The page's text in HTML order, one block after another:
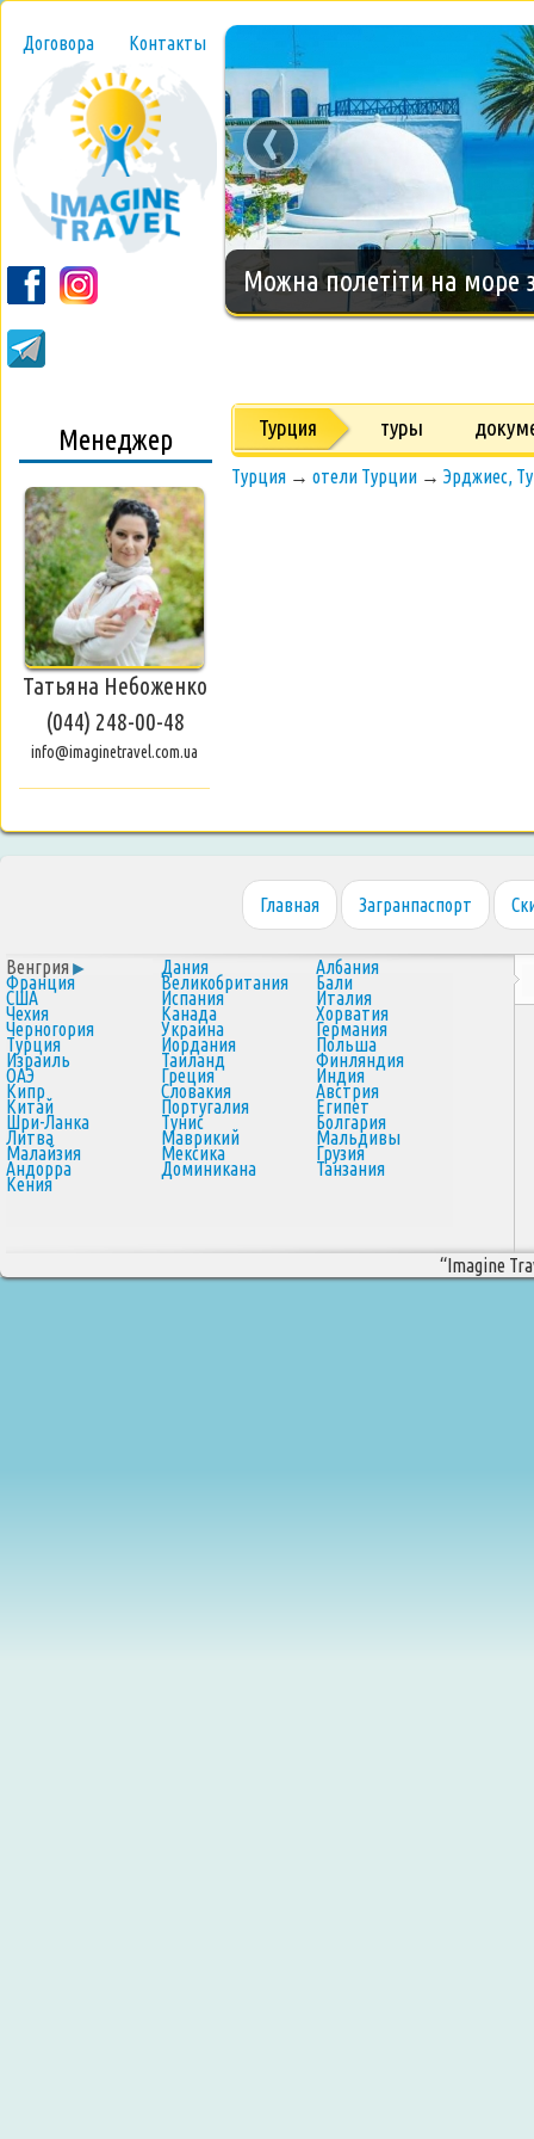
Договора Контакты
Новогодний тур на
‹
Менеджер
Татьяна Небоженко
(044) 248-00-48
info@imaginetravel.com.ua
Турция туры
Турция → отели Турции → Эрджиес,
Главная Загранпаспорт
Венгрия Дания Албания
Франция Великобритания Бали
США Испания Италия
Чехия Канада Хорватия
Черногория Украина Германия
Турция Иордания Польша
Израиль Таиланд Финляндия
ОАЭ Греция Индия
Кипр Словакия Австрия
Китай Португалия Египет
Шри-Ланка Тунис Болгария
Литва Маврикий Мальдивы
Малайзия Мексика Грузия
Андорра Доминикана Танзания
Кения
“Imagine